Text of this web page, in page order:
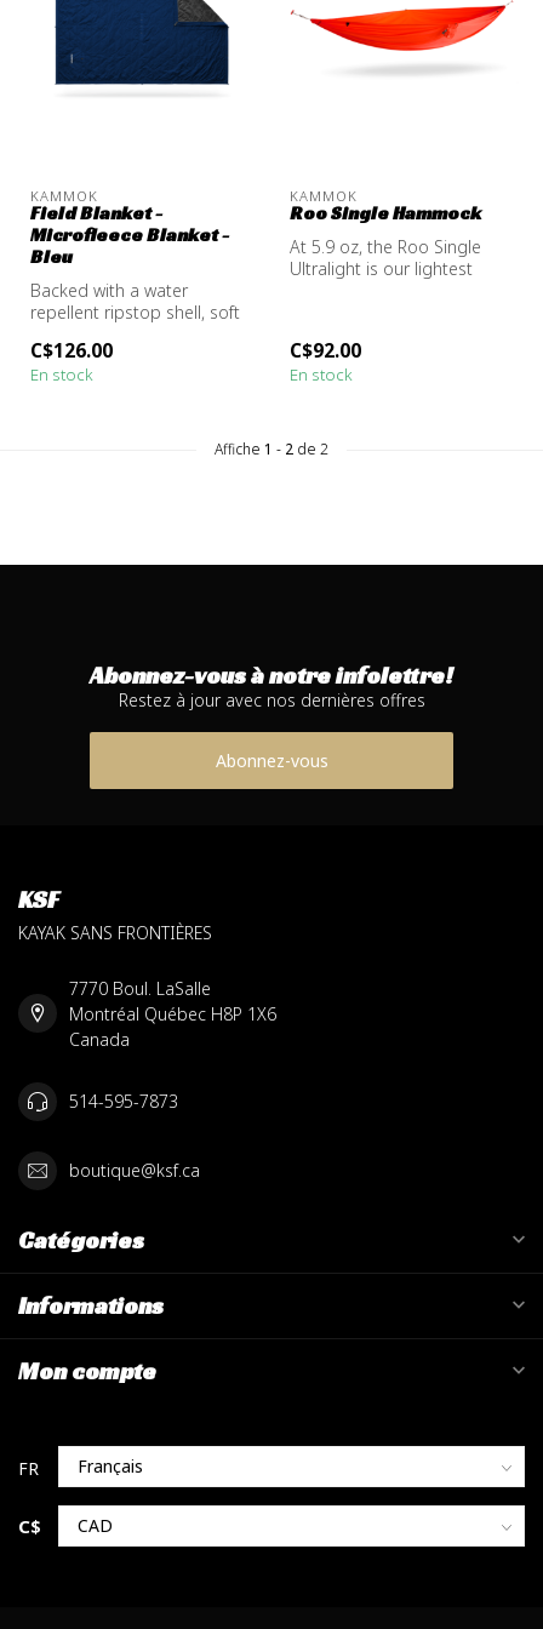
KAMMOK
Field Blanket -
Microfleece Blanket -
Bleu
Backed with a water
repellent ripstop shell, soft
s...
C$126.00
En stock
KAMMOK
Roo Single Hammock
At 5.9 oz, the Roo Single
Ultralight is our lightest
C$92.00
En stock
Affiche 1 - 2 de 2
Abonnez-vous à notre infolettre!
Restez à jour avec nos dernières offres
Abonnez-vous
KSF
KAYAK SANS FRONTIÈRES
7770 Boul. LaSalle
Montréal Québec H8P 1X6
Canada
514-595-7873
boutique@ksf.ca
Catégories
Informations
Mon compte
C$